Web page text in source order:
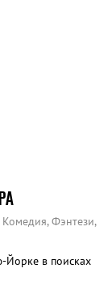
Фэнтези,
Йорке в поисках